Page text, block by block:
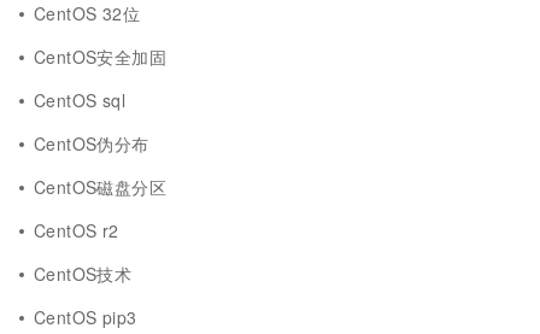
CentOS 32位
CentOS安全加固
CentOS sql
CentOS伪分布
CentOS磁盘分区
CentOS r2
CentOS技术
CentOS pip3